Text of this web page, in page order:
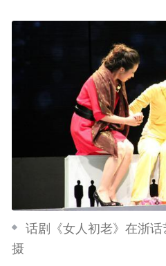
话剧《女人初老》在浙
摄